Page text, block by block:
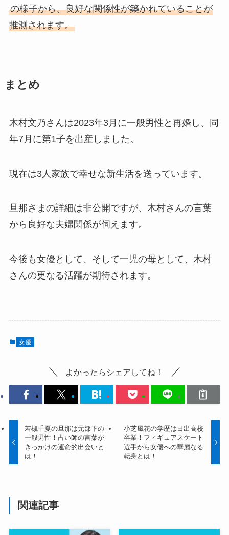
の様子から、良好な関係性が築かれていることが
推測されます。
まとめ
木村文乃さんは2023年3月に一般男性と再婚し、同
年7月に第1子を出産しました。
現在は3人家族で幸せな新生活を送っています。
旦那さまの詳細は非公開ですが、木村さんの言葉
から良好な夫婦関係が伺えます。
今後も女優として、そして一児の母として、木村
さんの更なる活躍が期待されます。
女優
よかったらシェアしてね！
若槻千夏の旦那は元部下の
一般男性！占い師の言葉が
きっかけの運命的出会いと
は！
小芝風花の学歴は日出高校
卒業！フィギュアスケート
選手から女優への華麗なる
転身とは！
関連記事